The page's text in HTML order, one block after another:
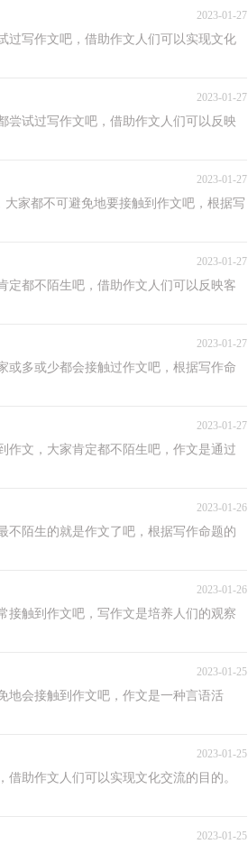
2023-01-27
作文吧，借助作文人们可以实现文化
2023-01-27
过写作文吧，借助作文人们可以反映
2023-01-27
都不可避免地要接触到作文吧，根据写
2023-01-27
不陌生吧，借助作文人们可以反映客
2023-01-27
或少都会接触过作文吧，根据写作命
2023-01-27
，大家肯定都不陌生吧，作文是通过
2023-01-26
生的就是作文了吧，根据写作命题的
2023-01-26
到作文吧，写作文是培养人们的观察
2023-01-25
接触到作文吧，作文是一种言语活
2023-01-25
作文人们可以实现文化交流的目的。
2023-01-25